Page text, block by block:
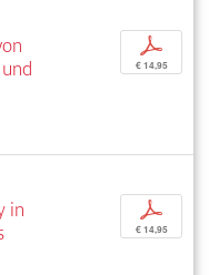
p
€ 14,95
in
p
€ 14,95